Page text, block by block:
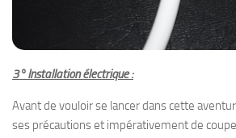
3° Installation électrique :
Avant de vouloir se lancer dans cette
ses précautions et impérativement de